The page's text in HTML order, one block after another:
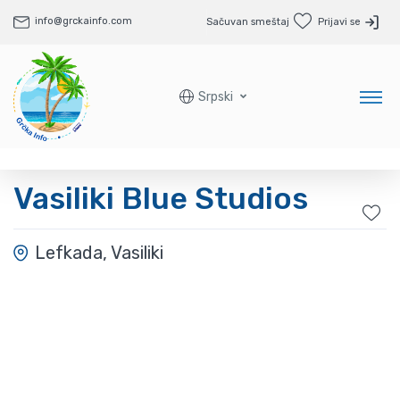
info@grckainfo.com Sačuvan smeštaj Prijavi se
Srpski
Vasiliki Blue Studios
Lefkada, Vasiliki